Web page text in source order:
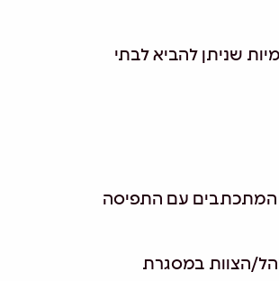
שניתן להביא לבתי
המתכתבים עם התפיסה
הצוות במסגרת